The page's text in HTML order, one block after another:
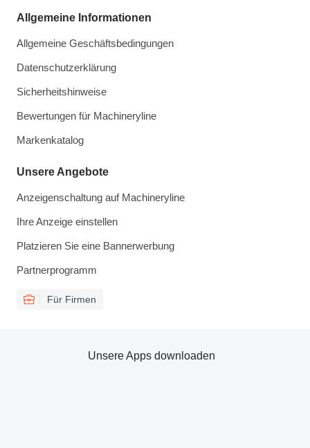
Allgemeine Informationen
Allgemeine Geschäftsbedingungen
Datenschutzerklärung
Sicherheitshinweise
Bewertungen für Machineryline
Markenkatalog
Unsere Angebote
Anzeigenschaltung auf Machineryline
Ihre Anzeige einstellen
Platzieren Sie eine Bannerwerbung
Partnerprogramm
Für Firmen
Unsere Apps downloaden